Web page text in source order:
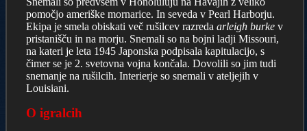
pomočjo ameriške mornarice. In seveda v Pearl Harborju.
Ekipa je smela obiskati več rušilcev razreda arleigh burke v
pristanišču in na morju. Snemali so na bojni ladji Missouri,
na kateri je leta 1945 Japonska podpisala kapitulacijo, s
čimer se je 2. svetovna vojna končala. Dovolili so jim tudi
snemanje na rušilcih. Interierje so snemali v ateljejih v
Louisiani.
O igralcih